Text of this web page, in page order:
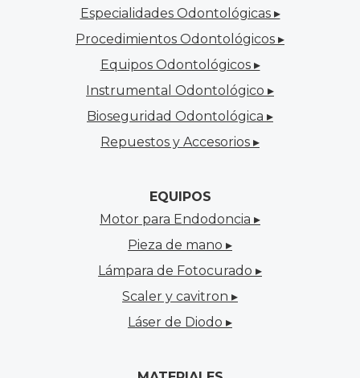
Especialidades Odontológicas ▸
Procedimientos Odontológicos ▸
Equipos Odontológicos ▸
Instrumental Odontológico ▸
Bioseguridad Odontológica ▸
Repuestos y Accesorios ▸
EQUIPOS
Motor para Endodoncia ▸
Pieza de mano ▸
Lámpara de Fotocurado ▸
Scaler y cavitron ▸
Láser de Diodo ▸